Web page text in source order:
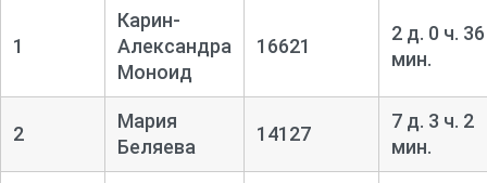
1
Карин-
Александра
Моноид
16621
2 д. 0 ч. 36
мин.
2
Мария
Беляева
14127
7 д. 3 ч. 2
мин.